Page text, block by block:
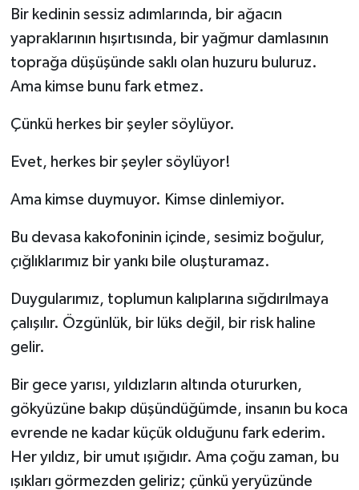
Bir kedinin sessiz adımlarında, bir ağacın
yapraklarının hışırtısında, bir yağmur damlasının
toprağa düşüşünde saklı olan huzuru buluruz.
Ama kimse bunu fark etmez.
Çünkü herkes bir şeyler söylüyor.
Evet, herkes bir şeyler söylüyor!
Ama kimse duymuyor. Kimse dinlemiyor.
Bu devasa kakofoninin içinde, sesimiz boğulur,
çığlıklarımız bir yankı bile oluşturamaz.
Duygularımız, toplumun kalıplarına sığdırılmaya
çalışılır. Özgünlük, bir lüks değil, bir risk haline
gelir.
Bir gece yarısı, yıldızların altında otururken,
gökyüzüne bakıp düşündüğümde, insanın bu koca
evrende ne kadar küçük olduğunu fark ederim.
Her yıldız, bir umut ışığıdır. Ama çoğu zaman, bu
ışıkları görmezden geliriz; çünkü yeryüzünde